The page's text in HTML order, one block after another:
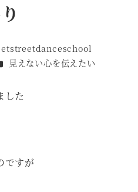
テゴリー
見えない心を伝えたい
した
ですが